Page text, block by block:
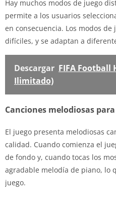
Hay muchos modos de juego
permite a los usuarios
en consecuencia. Los modos
difíciles, y se adaptan a
Descargar FIFA Football
Ilimitado)
Canciones melodiosas
El juego presenta melodiosas
calidad. Cuando comienza el
de fondo y, cuando tocas los
agradable melodía de piano, lo
juego.